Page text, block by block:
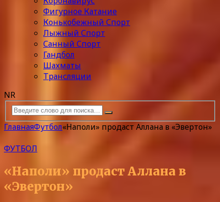
Фигурное Катание
Конькобежный Спорт
Лыжный Спорт
Санный Спорт
Гандбол
Шахматы
Трансляции
NR
ГлавнаяФутбол«Наполи» продаст Аллана в «Эвертон»
ФУТБОЛ
«Наполи» продаст Аллана в
«Эвертон»